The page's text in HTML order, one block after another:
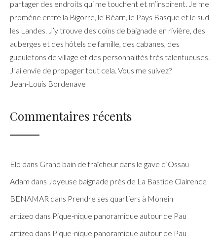
partager des endroits qui me touchent et m’inspirent. Je me
promène entre la Bigorre, le Béarn, le Pays Basque et le sud
les Landes. J’y trouve des coins de baignade en rivière, des
auberges et des hôtels de famille, des cabanes, des
gueuletons de village et des personnalités très talentueuses.
J’ai envie de propager tout cela. Vous me suivez?
Jean-Louis Bordenave
Commentaires récents
Elo dans Grand bain de fraîcheur dans le gave d’Ossau
Adam dans Joyeuse baignade près de La Bastide Clairence
BENAMAR dans Prendre ses quartiers à Monein
artizeo dans Pique-nique panoramique autour de Pau
artizeo dans Pique-nique panoramique autour de Pau